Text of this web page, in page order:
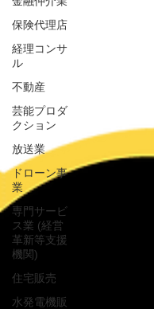
保険代理店
経理コンサ
ル
不動産
芸能プロダ
クション
放送業
ドローン事
業
専門サービ
ス業 (経営
革新等支援
機関)
住宅販売
水発電機販